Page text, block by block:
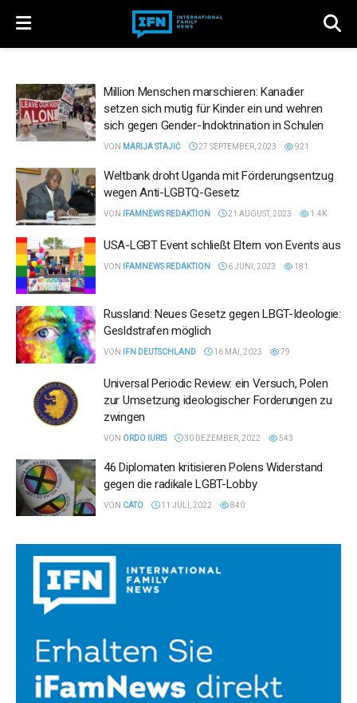
Million Menschen marschieren: Kanadier
setzen sich mutig für Kinder ein und wehren
sich gegen Gender-Indoktrination in Schulen
VON MARIJA STAJIĆ 27 SEPTEMBER, 2023 921
Weltbank droht Uganda mit Förderungsentzug
wegen Anti-LGBTQ-Gesetz
VON IFAMNEWS REDAKTION 21 AUGUST, 2023 1.4K
USA-LGBT Event schließt Eltern von Events aus
VON IFAMNEWS REDAKTION 6 JUNI, 2023 181
Russland: Neues Gesetz gegen LBGT-Ideologie:
Gesldstrafen möglich
VON IFN DEUTSCHLAND 16 MAI, 2023 79
Universal Periodic Review: ein Versuch, Polen
zur Umsetzung ideologischer Forderungen zu
zwingen
VON ORDO IURIS 30 DEZEMBER, 2022 543
46 Diplomaten kritisieren Polens Widerstand
gegen die radikale LGBT-Lobby
VON CATO 11 JULI, 2022 840